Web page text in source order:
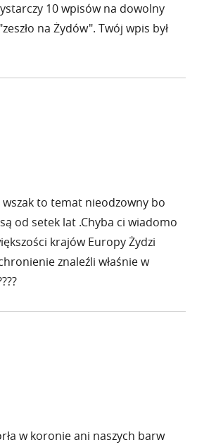
10 wpisów na dowolny
na Żydów". Twój wpis był
to temat nieodzowny bo
od setek lat .Chyba ci wiadomo
krajów Europy Żydzi
znaleźli właśnie w
w koronie ani naszych barw